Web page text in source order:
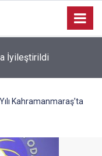
İyileştirildi
Kahramanmaraş’ta